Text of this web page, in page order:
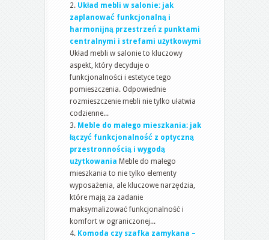
Układ mebli w salonie: jak
zaplanować funkcjonalną i
harmonijną przestrzeń z punktami
centralnymi i strefami użytkowymi
Układ mebli w salonie to kluczowy
aspekt, który decyduje o
funkcjonalności i estetyce tego
pomieszczenia. Odpowiednie
rozmieszczenie mebli nie tylko ułatwia
codzienne...
Meble do małego mieszkania: jak
łączyć funkcjonalność z optyczną
przestronnością i wygodą
użytkowania Meble do małego
mieszkania to nie tylko elementy
wyposażenia, ale kluczowe narzędzia,
które mają za zadanie
maksymalizować funkcjonalność i
komfort w ograniczonej...
Komoda czy szafka zamykana –